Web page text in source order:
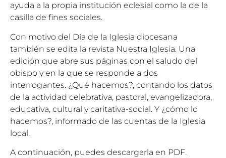
ayuda a la propia institución eclesial como la de la
casilla de fines sociales.
Con motivo del Día de la Iglesia diocesana
también se edita la revista Nuestra Iglesia. Una
edición que abre sus páginas con el saludo del
obispo y en la que se responde a dos
interrogantes. ¿Qué hacemos?, contando los datos
de la actividad celebrativa, pastoral, evangelizadora,
educativa, cultural y caritativa-social. Y ¿cómo lo
hacemos?, informado de las cuentas de la Iglesia
local.
A continuación, puedes descargarla en PDF.